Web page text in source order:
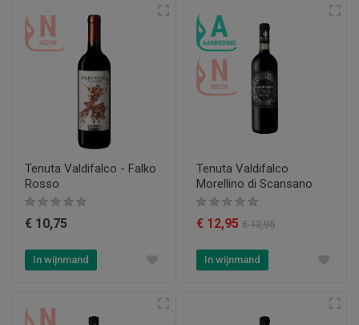
Tenuta Valdifalco - Falko
Rosso
€ 10,75
In wijnmand
Tenuta Valdifalco
Morellino di Scansano
€ 12,95 € 13,95
In wijnmand